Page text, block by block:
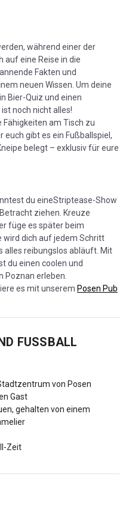
während einer der
auf eine Reise in die
Fakten und
neuen Wissen. Um deine
Bier-Quiz und einen
noch nicht alles!
am Tisch zu
gibt es ein Fußballspiel,
belegt – exklusiv für eure
du eineStriptease-Show
ziehen. Kreuze
füge es später beim
wird dich auf jedem Schritt
alles reibungslos abläuft. Mit
du einen coolen und
Poznan erleben.
es mit unserem Posen Pub
FUSSBALL
von Posen
Gast
gehalten von einem
Zeit